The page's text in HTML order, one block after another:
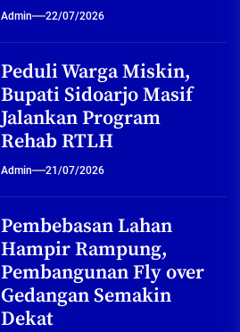
Admin 22/07/2026
Peduli Warga Miskin,
Bupati Sidoarjo Masif
Jalankan Program
Rehab RTLH
Admin 21/07/2026
Pembebasan Lahan
Hampir Rampung,
Pembangunan Fly over
Gedangan Semakin
Dekat